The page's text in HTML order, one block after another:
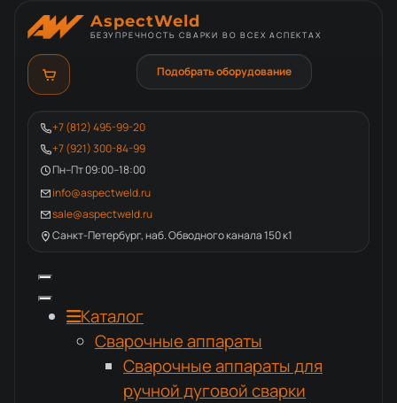
AspectWeld
БЕЗУПРЕЧНОСТЬ СВАРКИ ВО ВСЕХ АСПЕКТАХ
+7 (812) 495-99-20
+7 (921) 300-84-99
Пн–Пт 09:00–18:00
info@aspectweld.ru
sale@aspectweld.ru
Санкт-Петербург, наб. Обводного канала 150 к1
Подобрать оборудование
Каталог
Сварочные аппараты
Сварочные аппараты для
ручной дуговой сварки